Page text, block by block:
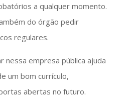
a qualquer momento.
do órgão pedir
regulares.
nessa empresa pública ajuda
um bom currículo,
abertas no futuro.